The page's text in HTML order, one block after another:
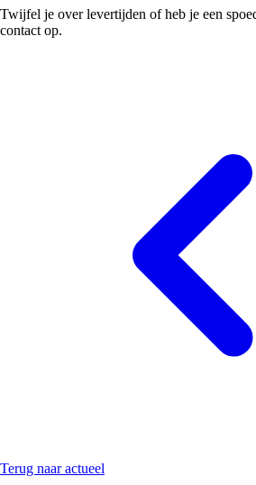
Twijfel je over levertijden of heb je een
contact op.
Terug naar actueel